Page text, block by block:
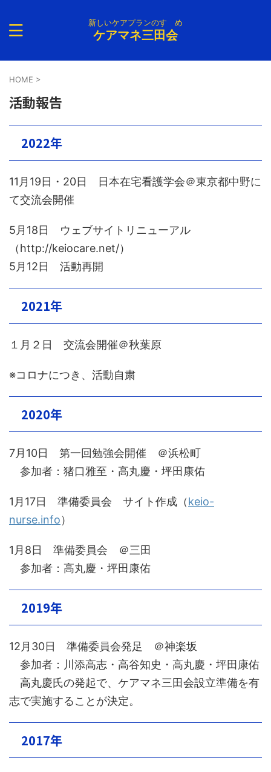
新しいケアプランのすゝめ
ケアマネ三田会
HOME >
活動報告
2022年
11月19日・20日 日本在宅看護学会＠東京都中野に
て交流会開催
5月18日 ウェブサイトリニューアル
（http://keiocare.net/）
5月12日 活動再開
2021年
１月２日 交流会開催＠秋葉原
※コロナにつき、活動自粛
2020年
7月10日 第一回勉強会開催 ＠浜松町
参加者：猪口雅至・高丸慶・坪田康佑
1月17日 準備委員会 サイト作成（keio-
nurse.info）
1月8日 準備委員会 ＠三田
参加者：高丸慶・坪田康佑
2019年
12月30日 準備委員会発足 ＠神楽坂
参加者：川添高志・高谷知史・高丸慶・坪田康佑
高丸慶氏の発起で、ケアマネ三田会設立準備を有
志で実施することが決定。
2017年